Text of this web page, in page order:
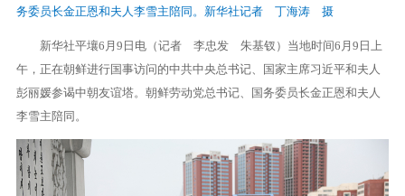
务委员长金正恩和夫人李雪主陪同。新华社记者 丁海涛 摄
新华社平壤6月9日电（记者 李忠发 朱基钗）当地时间6月9日上
午，正在朝鲜进行国事访问的中共中央总书记、国家主席习近平和夫人
彭丽媛参谒中朝友谊塔。朝鲜劳动党总书记、国务委员长金正恩和夫人
李雪主陪同。